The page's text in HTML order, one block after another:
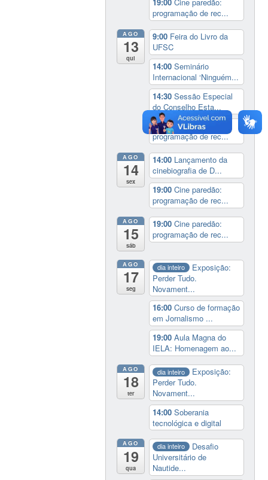
programação de rec...
AGO
13
qui
9:00 Feira do Livro da
UFSC
14:00Seminário
Internacional ‘Ninguém...
14:30Sessão Especial
do Conselho Esta...
19:00 Cine paredão:
programação de rec...
AGO
14
sex
14:00 Lançamento da
cinebiografia de D...
19:00Cine paredão:
programação de rec...
AGO
15
sáb
19:00Cine paredão:
programação de rec...
AGO
17
seg
dia inteiro
Exposição:
Perder Tudo.
Novament...
16:00Curso de formação
em Jornalismo ...
19:00Aula Magna do
IELA: Homenagem ao...
AGO
18
ter
dia inteiro
Exposição:
Perder Tudo.
Novament...
14:00Soberania
tecnológica e digital
AGO
19
qua
dia inteiro
Desafio
Universitário de
Nautide...